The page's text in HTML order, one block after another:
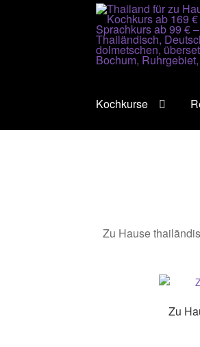
Zur
Navigation
springen
Zum
Inhalt
springen
Kochkurse
Zu Hause
Zu